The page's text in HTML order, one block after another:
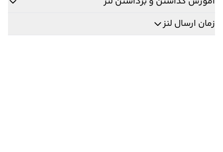
زمان ارسال لنز